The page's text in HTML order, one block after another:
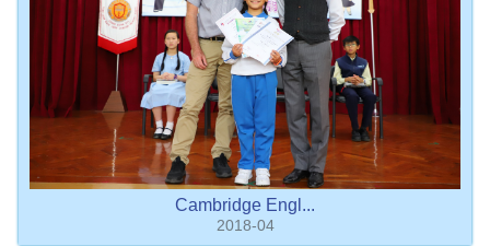
Cambridge Engl...
2018-04